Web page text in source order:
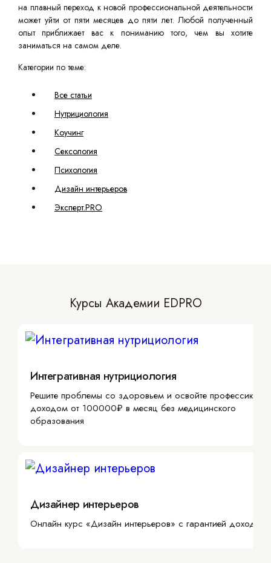
на плавный переход к новой профессиональной деятельности
может уйти от пяти месяцев до пяти лет. Любой полученный
опыт приближает вас к пониманию того, чем вы хотите
заниматься на самом деле.
Категории по теме:
Все статьи
Нутрициология
Коучинг
Сексология
Психология
Дизайн интерьеров
Эксперт.PRO
Курсы Академии EDPRO
Интегративная нутрициология
Решите проблемы со здоровьем и освойте профессию с
доходом от 100000₽ в месяц без медицинского
образования
Дизайнер интерьеров
Онлайн курс «Дизайн интерьеров» с гарантией дохода